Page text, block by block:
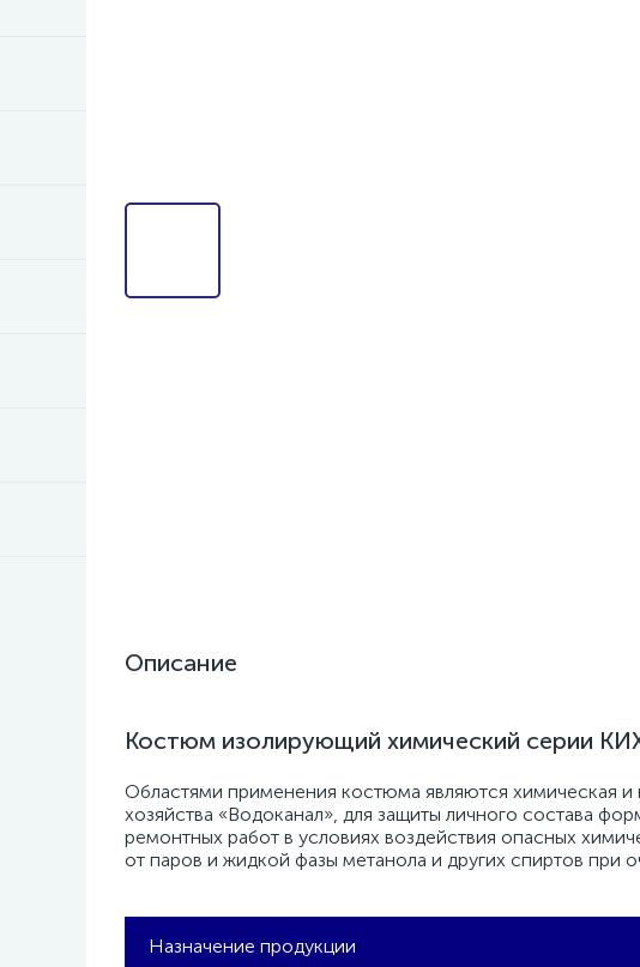
Описание
Костюм изолирующий химический серии
Областями применения костюма являются химическая
хозяйства «Водоканал», для защиты личного состава
ремонтных работ в условиях воздействия опасных
от паров и жидкой фазы метанола и других спиртов при
Назначение продукции